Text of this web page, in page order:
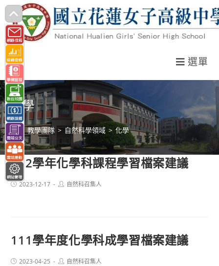
跳
轉
至
主
要
內
容
選單
化學
> 教學團隊 > 自然科學領域 > 化學
112學年化學科課程學習檔案建議
Post2023-12-17
Post自然科召集人
111學年度化學科成學習檔案建議
Post2023-04-25
Post自然科召集人